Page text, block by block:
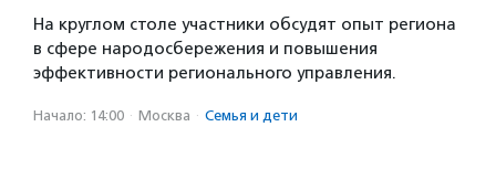
На круглом столе участники обсудят опыт региона
в сфере народосбережения и повышения
эффективности регионального управления.
Начало: 14:00 · Москва · Семья и дети